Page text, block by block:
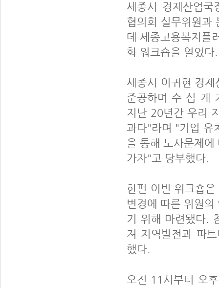
세종시 경제산업국
협의회 실무위원과
데 세종고용복지플
화 워크숍을 열었
세종시 이귀현 경
준공하며 수 십 개
지난 20년간 우리
과다"라며 "기업 유
을 통해 노사문제에
가자"고 당부했다.
한편 이번 워크숍
변경에 따른 위원
기 위해 마련됐다.
져 지역발전과 파
했다.
오전 11시부터 오